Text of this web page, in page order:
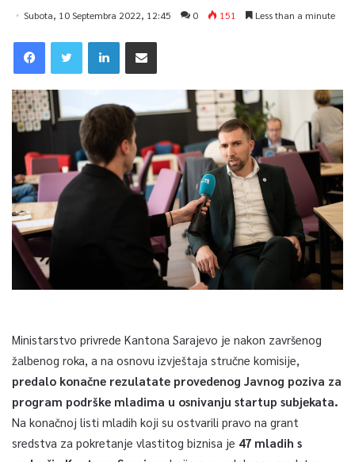
Subota, 10 Septembra 2022, 12:45 0 151 Less than a minute
Ministarstvo privrede Kantona Sarajevo je nakon završenog
žalbenog roka, a na osnovu izvještaja stručne komisije,
predalo konačne rezulatate provedenog Javnog poziva za
program podrške mladima u osnivanju startup subjekata.
Na konačnoj listi mladih koji su ostvarili pravo na grant
sredstva za pokretanje vlastitog biznisa je 47 mladih s